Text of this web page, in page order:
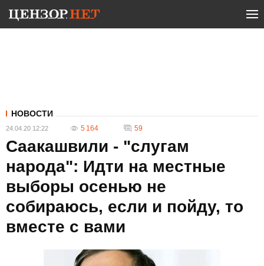
НОВОСТИ
24.04.20 12:22 5 164 59
Саакашвили - "слугам
народа": Идти на местные
выборы осенью не
собираюсь, если и пойду, то
вместе с вами